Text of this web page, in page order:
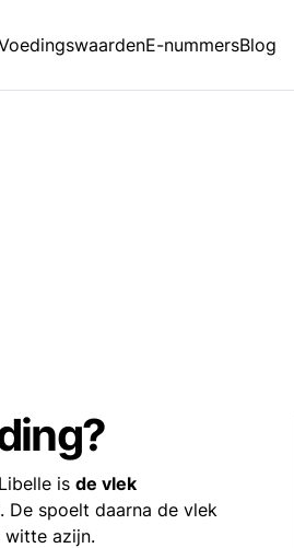
E-nummersBlog
is de vlek
. De spoelt daarna de vlek
witte azijn.